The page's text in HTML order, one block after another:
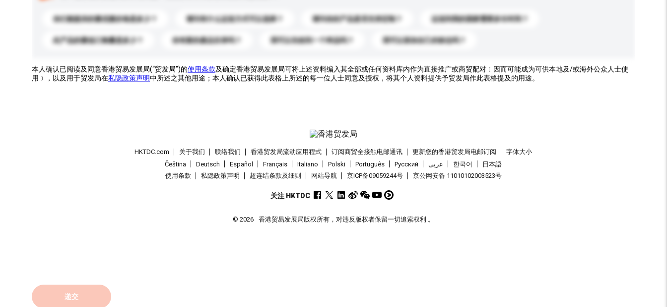
你们能提供的最优惠价格是多少？ 请问有什么运送方式可以选择？ 请问你的产品是否支持定制？ 运送到我的国家需要多长时间？
此产品的最低订购量是多少？ 你有新的產品目录吗？ 我可以先收到一个样品吗？ 我可以添加自己的标志吗？
本人确认已阅读及同意香港贸易发展局(“贸发局”)的使用条款及确定香港贸易发展局可将上述资料编入其全部或任何资料库内作为直接推广或商贸配对﹝因而可能成为可供本地及/或海外公众人士使
用﹞，以及用于贸发局在私隐政策声明中所述之其他用途；本人确认已获得此表格上所述的每一位人士同意及授权，将其个人资料提供予贸发局作此表格提及的用途。
递交
HKTDC.com 关于我们 联络我们 香港贸发局流动应用程式 订阅商贸全接触电邮通讯 更新您的香港贸发局电邮订阅
字体大小
Čeština
Deutsch Español Français Italiano Polski Português Pусский عربى 한국어
日本語
使用条款
私隐政策声明 超连结条款及细则 网站导航 京ICP备09059244号 京公网安备 11010102003523号
关注 HKTDC
© 2026 香港贸易发展局版权所有，对违反版权者保留一切追索权利 。